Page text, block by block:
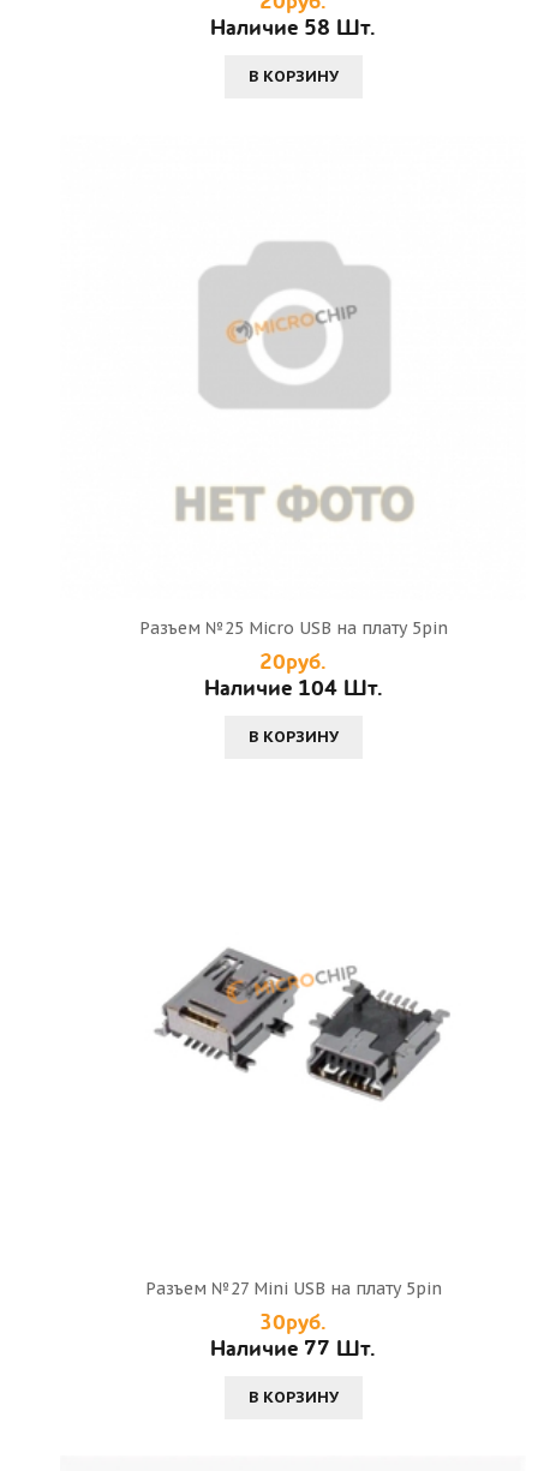
Наличие 58 Шт.
В КОРЗИНУ
Разъем №25 Micro USB на плату 5pin
20руб.
Наличие 104 Шт.
В КОРЗИНУ
Разъем №27 Mini USB на плату 5pin
30руб.
Наличие 77 Шт.
В КОРЗИНУ